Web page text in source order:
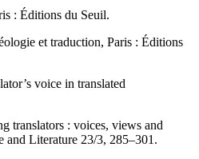
: Éditions du Seuil.
et traduction, Paris : Éditions
voice in translated
translators : voices, views and
and Literature 23/3, 285–301.